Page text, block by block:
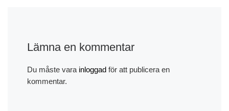
Lämna en kommentar
Du måste vara inloggadför att publicera en
kommentar.